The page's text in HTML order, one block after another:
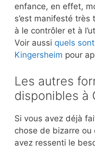
enfance, en effet,
s’est manifesté très
à le contrôler et à
Voir aussi quels
Kingersheim pour
Les autres
disponibles à
Si vous avez déjà
chose de bizarre ou
avez ressenti le